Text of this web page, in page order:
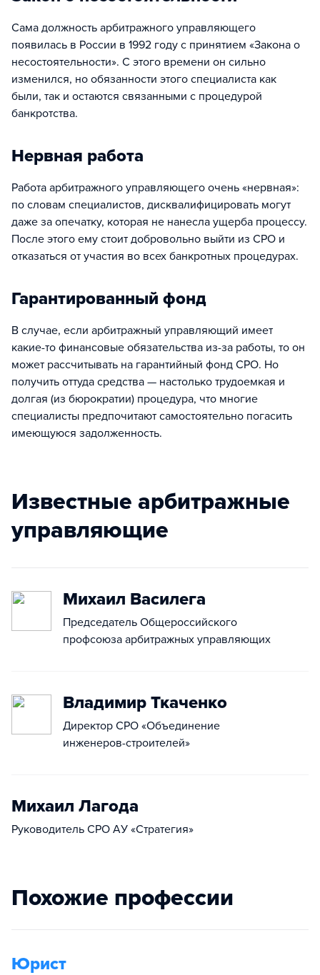
Сама должность арбитражного управляющего
появилась в России в 1992 году с принятием «Закона о
несостоятельности». С этого времени он сильно
изменился, но обязанности этого специалиста как
были, так и остаются связанными с процедурой
банкротства.
Нервная работа
Работа арбитражного управляющего очень «нервная»:
по словам специалистов, дисквалифицировать могут
даже за опечатку, которая не нанесла ущерба процессу.
После этого ему стоит добровольно выйти из СРО и
отказаться от участия во всех банкротных процедурах.
Гарантированный фонд
В случае, если арбитражный управляющий имеет
какие-то финансовые обязательства из-за работы, то он
может рассчитывать на гарантийный фонд СРО. Но
получить оттуда средства — настолько трудоемкая и
долгая (из бюрократии) процедура, что многие
специалисты предпочитают самостоятельно погасить
имеющуюся задолженность.
Известные арбитражные
управляющие
Михаил Василега
Председатель Общероссийского
профсоюза арбитражных управляющих
Владимир Ткаченко
Директор СРО «Объединение
инженеров-строителей»
Михаил Лагода
Руководитель СРО АУ «Стратегия»
Похожие профессии
Юрист